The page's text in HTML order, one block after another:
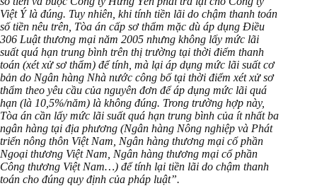
Việt Ý là đúng. Tuy nhiên, khi tính tiền lãi do chậm thanh toán
số tiền nêu trên, Tòa án cấp sơ thẩm mặc dù áp dụng Điều
306 Luật thương mại năm 2005 nhưng không lấy mức lãi
suất quá hạn trung bình trên thị trường tại thời điểm thanh
toán (xét xử sơ thẩm) để tính, mà lại áp dụng mức lãi suất cơ
bản do Ngân hàng Nhà nước công bố tại thời điểm xét xử sơ
thẩm theo yêu cầu của nguyên đơn để áp dụng mức lãi quá
hạn (là 10,5%/năm) là không đúng. Trong trường hợp này,
Tòa án cần lấy mức lãi suất quá hạn trung bình của ít nhất ba
ngân hàng tại địa phương (Ngân hàng Nông nghiệp và Phát
triển nông thôn Việt Nam, Ngân hàng thương mại cổ phần
Ngoại thương Việt Nam, Ngân hàng thương mại cổ phần
Công thương Việt Nam…) để tính lại tiền lãi do chậm thanh
toán cho đúng quy định của pháp luật”.